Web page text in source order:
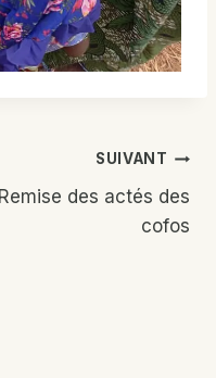
SUIVANT
Remise des actés des
cofos